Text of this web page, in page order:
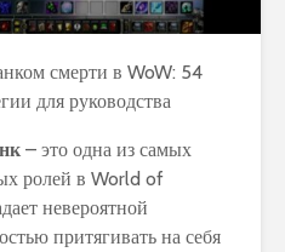
– это одна из самых
ролей в World of
невероятной
притягивать на себя